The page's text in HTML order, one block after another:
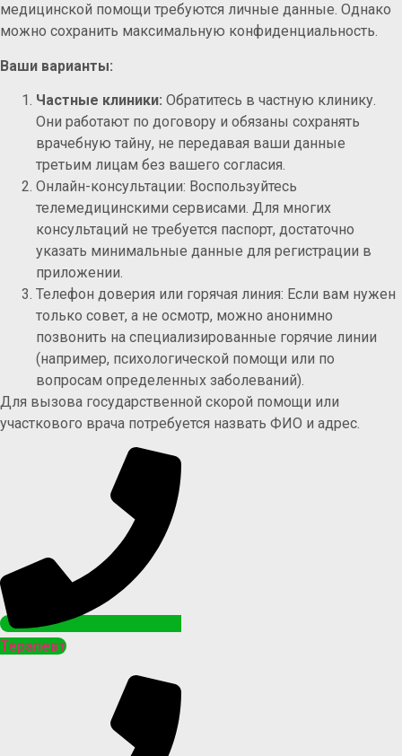
медицинской помощи требуются личные данные. Однако
можно сохранить максимальную конфиденциальность.
Ваши варианты:
Частные клиники: Обратитесь в частную клинику.
Они работают по договору и обязаны сохранять
врачебную тайну, не передавая ваши данные
третьим лицам без вашего согласия.
Онлайн-консультации: Воспользуйтесь
телемедицинскими сервисами. Для многих
консультаций не требуется паспорт, достаточно
указать минимальные данные для регистрации в
приложении.
Телефон доверия или горячая линия: Если вам нужен
только совет, а не осмотр, можно анонимно
позвонить на специализированные горячие линии
(например, психологической помощи или по
вопросам определенных заболеваний).
Для вызова государственной скорой помощи или
участкового врача потребуется назвать ФИО и адрес.
Терапевт